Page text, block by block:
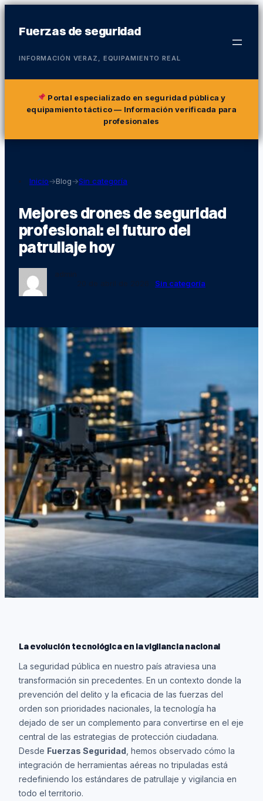
Fuerzas de seguridad
INFORMACIÓN VERAZ, EQUIPAMIENTO REAL
Portal especializado en seguridad pública y
equipamiento táctico— Información verificada para
profesionales
Inicio→Blog→Sin categoría
Mejores drones de seguridad
profesional: el futuro del
patrullaje hoy
Sin categoría
La evolución tecnológica en la vigilancia nacional
La seguridad pública en nuestro país atraviesa una
transformación sin precedentes. En un contexto donde la
prevención del delito y la eficacia de las fuerzas del
orden son prioridades nacionales, la tecnología ha
dejado de ser un complemento para convertirse en el eje
central de las estrategias de protección ciudadana.
Desde Fuerzas Seguridad , hemos observado cómo la
integración de herramientas aéreas no tripuladas está
redefiniendo los estándares de patrullaje y vigilancia en
todo el territorio.